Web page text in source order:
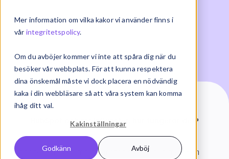
Mer information om vilka kakor vi använder finns i
vår integritetspolicy.
Om du avböjer kommer vi inte att spåra dig när du
besöker vår webbplats. För att kunna respektera
dina önskemål måste vi dock placera en nödvändig
kaka i din webbläsare så att våra system kan komma
ihåg ditt val.
Kakinställningar
Godkänn Avböj
HubSpot och molntjänster, hur fungerar det?
Funderar du över molntjänster? Eller hur man kan